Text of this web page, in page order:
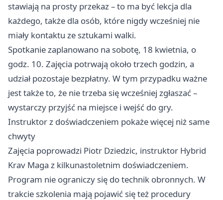
stawiają na prosty przekaz – to ma być lekcja dla
każdego, także dla osób, które nigdy wcześniej nie
miały kontaktu ze sztukami walki.
Spotkanie zaplanowano na sobotę, 18 kwietnia, o
godz. 10. Zajęcia potrwają około trzech godzin, a
udział pozostaje bezpłatny. W tym przypadku ważne
jest także to, że nie trzeba się wcześniej zgłaszać –
wystarczy przyjść na miejsce i wejść do gry.
Instruktor z doświadczeniem pokaże więcej niż same
chwyty
Zajęcia poprowadzi Piotr Dziedzic, instruktor Hybrid
Krav Maga z kilkunastoletnim doświadczeniem.
Program nie ograniczy się do technik obronnych. W
trakcie szkolenia mają pojawić się też procedury